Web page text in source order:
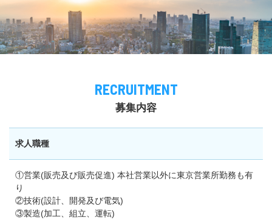
RECRUITMENT
募集内容
求人職種
①営業(販売及び販売促進) 本社営業以外に東京営業所勤務も有
り
②技術(設計、開発及び電気)
③製造(加工、組立、運転)